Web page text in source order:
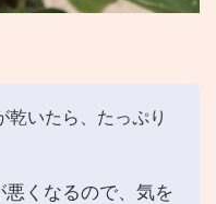
乾いたら、たっぷり
悪くなるので、気を